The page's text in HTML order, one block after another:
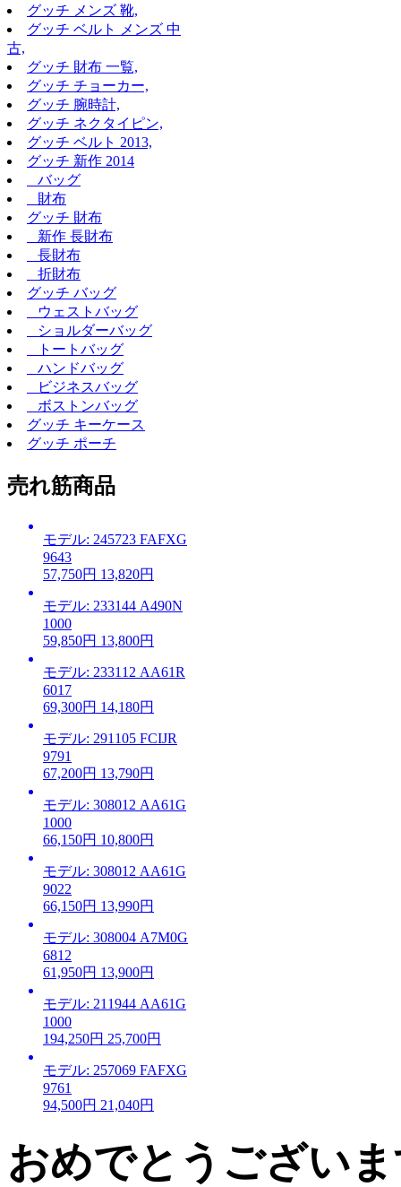
グッチ メンズ 靴,
グッチ ベルト メンズ 中
古,
グッチ 財布 一覧,
グッチ チョーカー,
グッチ 腕時計,
グッチ ネクタイピン,
グッチ ベルト 2013,
グッチ 新作 2014
バッグ
財布
グッチ 財布
新作 長財布
長財布
折財布
グッチ バッグ
ウェストバッグ
ショルダーバッグ
トートバッグ
ハンドバッグ
ビジネスバッグ
ボストンバッグ
グッチ キーケース
グッチ ポーチ
売れ筋商品
モデル: 245723 FAFXG
9643
57,750円 13,820円
モデル: 233144 A490N
1000
59,850円 13,800円
モデル: 233112 AA61R
6017
69,300円 14,180円
モデル: 291105 FCIJR
9791
67,200円 13,790円
モデル: 308012 AA61G
1000
66,150円 10,800円
モデル: 308012 AA61G
9022
66,150円 13,990円
モデル: 308004 A7M0G
6812
61,950円 13,900円
モデル: 211944 AA61G
1000
194,250円 25,700円
モデル: 257069 FAFXG
9761
94,500円 21,040円
おめでとうござい